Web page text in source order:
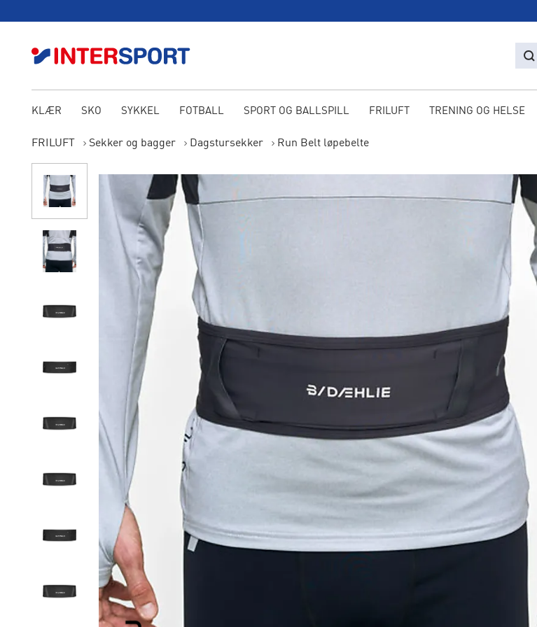
KLÆR SKO SYKKEL FOTBALL SPORT OG BALLSPILL FRILUFT TRENING OG HELSE
FRILUFT Sekker og bagger Dagstursekker Run Belt løpebelte